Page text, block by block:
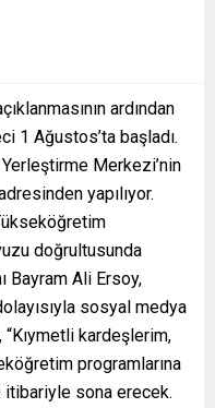
ardından
1 Ağustos’ta başladı.
Merkezi’nin
yapılıyor.
doğrultusunda
Bayram Ali Ersoy,
sosyal medya
“Kıymetli kardeşlerim,
programlarına
sona erecek.